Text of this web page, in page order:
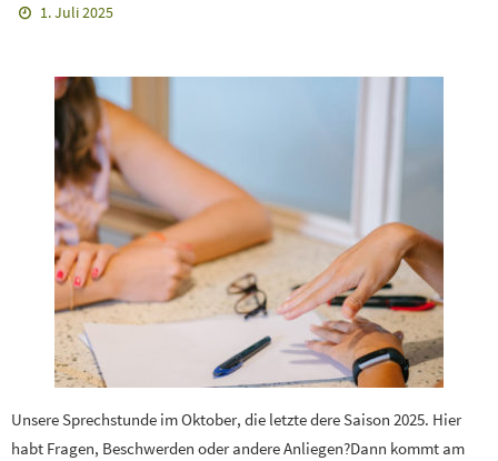
1. Juli 2025
Unsere Sprechstunde im Oktober, die letzte dere Saison 2025. Hier
habt Fragen, Beschwerden oder andere Anliegen?Dann kommt am